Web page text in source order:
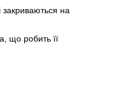
закриваються на
що робить її